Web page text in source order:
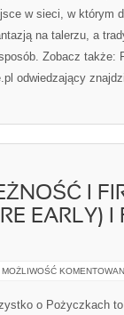
w sieci, w którym
na talerzu, a
Zobacz także:
odwiedzający
I
EARLY)
MOŻLIWOŚĆ
o Pożyczkach